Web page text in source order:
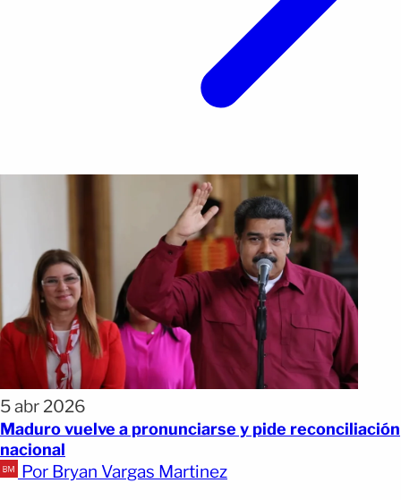
5 abr 2026
Maduro vuelve a pronunciarse y pide reconciliación
nacional
Por Bryan Vargas Martinez